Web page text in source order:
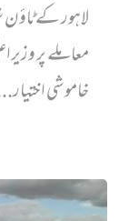
لاہور کے
معاملے پر
خاموشی